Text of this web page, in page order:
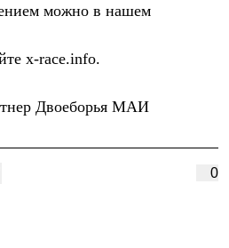
можно в нашем
x-race.info.
Двоеборья МАИ
0